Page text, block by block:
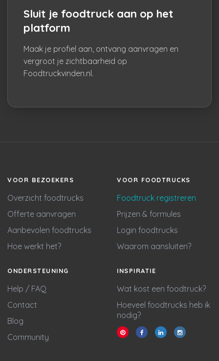
Sluit je foodtruck aan op het
platform
Maak je profiel aan, ontvang aanvragen en
vergroot je zichtbaarheid op
Foodtruckvinden.nl.
VOOR BEZOEKERS
Overzicht foodtrucks
Offerte aanvragen
Aanbevolen foodtrucks
Hoe werkt het?
VOOR FOODTRUCKS
Foodtruck registreren
Prijzen & formules
Login foodtrucks
Waarom aansluiten?
ONDERSTEUNING
Help / FAQ
Contact
Blog
Community
INSPIRATIE
Wat kost een foodtruck?
Hoeveel foodtrucks heb ik
nodig?